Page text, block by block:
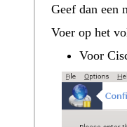
Geef dan een
Voer op het
Voor